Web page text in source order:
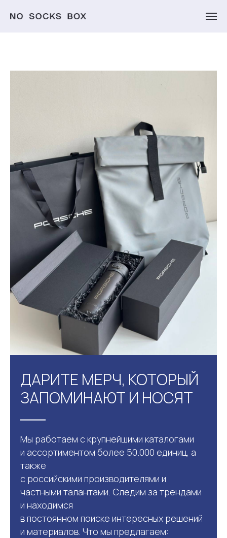
ДАРИТЕ МЕРЧ, КОТОРЫЙ
ЗАПОМИНАЮТ И НОСЯТ
Мы работаем с крупнейшими каталогами
и ассортиментом более 50.000 единиц, а
также
с российскими производителями и
частными талантами. Следим за трендами
и находимся
в постоянном поиске интересных решений
и материалов. Что мы предлагаем: